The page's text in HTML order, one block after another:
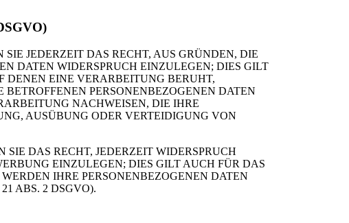
JEDERZEIT DAS RECHT, AUS GRÜNDEN, DIE
DATEN WIDERSPRUCH EINZULEGEN; DIES GILT
DENEN EINE VERARBEITUNG BERUHT,
PERSONENBEZOGENEN DATEN
NACHWEISEN, DIE IHRE
AUSÜBUNG ODER VERTEIDIGUNG VON
DAS RECHT, JEDERZEIT WIDERSPRUCH
EINZULEGEN; DIES GILT AUCH FÜR DAS
IHRE PERSONENBEZOGENEN DATEN
ABS. 2 DSGVO).